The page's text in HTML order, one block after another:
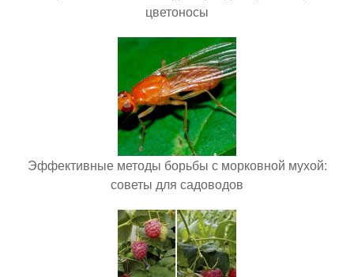
цветоносы
Эффективные методы борьбы с морковной мухой:
советы для садоводов